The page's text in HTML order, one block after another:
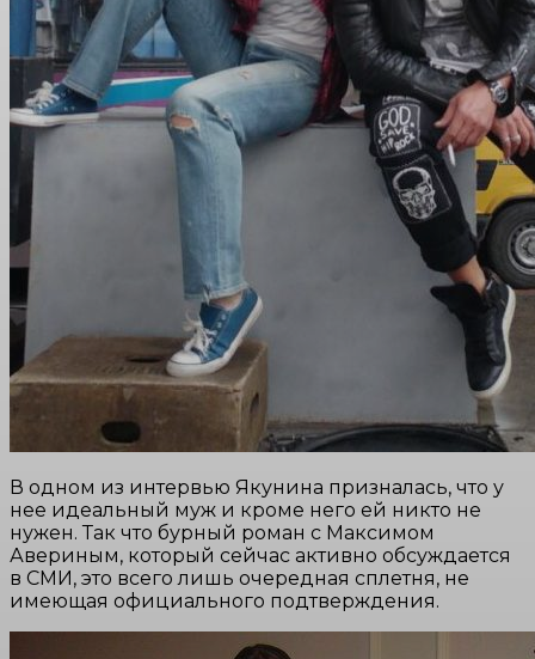
В одном из интервью Якунина призналась, что у
нее идеальный муж и кроме него ей никто не
нужен. Так что бурный роман с Максимом
Авериным, который сейчас активно обсуждается
в СМИ, это всего лишь очередная сплетня, не
имеющая официального подтверждения.